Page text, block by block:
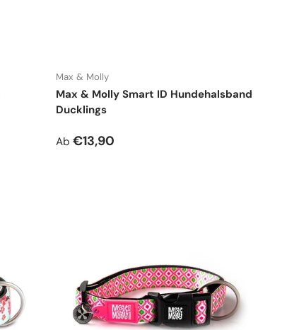
Max & Molly
Max & Molly Smart ID Hundehalsband
Ducklings
Normaler Preis
Ab €13,90